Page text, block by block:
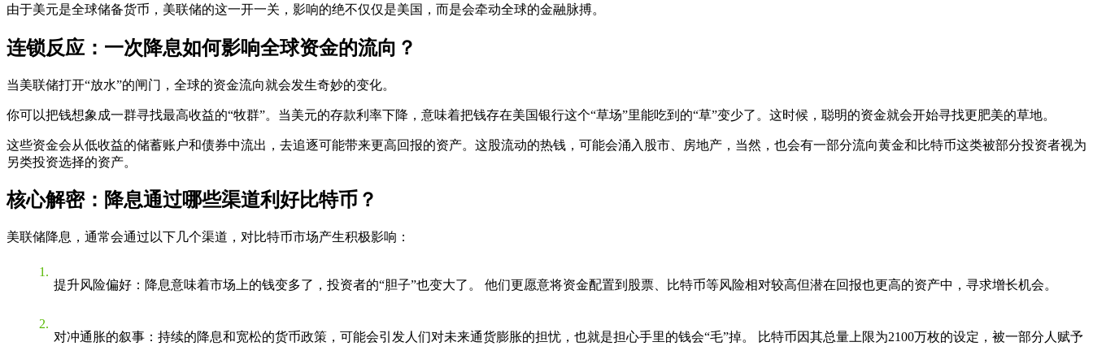
由于美元是全球储备货币，美联储的这一开一关，影响的绝不仅仅是美国，而是会牵动全球的金融脉搏。
连锁反应：一次降息如何影响全球资金的流向？
当美联储打开“放水”的闸门，全球的资金流向就会发生奇妙的变化。
你可以把钱想象成一群寻找最高收益的“牧群”。当美元的存款利率下降，意味着把钱存在美国银行这个“草场”里能吃到的“草”变少了。这时候，聪明的资金就会开始寻找更肥美的草地。
这些资金会从低收益的储蓄账户和债券中流出，去追逐可能带来更高回报的资产。这股流动的热钱，可能会涌入股市、房地产，当然，也会有一部分流向黄金和比特币这类被部分投资者视为
另类投资选择的资产。
核心解密：降息通过哪些渠道利好比特币？
美联储降息，通常会通过以下几个渠道，对比特币市场产生积极影响：
提升风险偏好 ：降息意味着市场上的钱变多了，投资者的“胆子”也变大了。 他们更愿意将资金配置到股票、比特币等风险相对较高但潜在回报也更高的资产中，寻求增长机会。
对冲通胀的叙事 ：持续的降息和宽松的货币政策，可能会引发人们对未来通货膨胀的担忧，也就是担心手里的钱会“毛”掉。 比特币因其总量上限为2100万枚的设定，被一部分人赋予